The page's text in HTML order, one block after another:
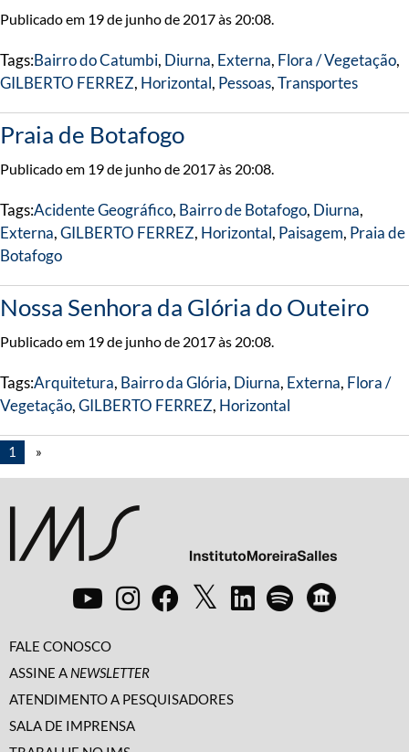
Publicado em 19 de junho de 2017 às 20:08.
Tags:Bairro do Catumbi, Diurna, Externa, Flora / Vegetação,
GILBERTO FERREZ, Horizontal, Pessoas,Transportes
Praia de Botafogo
Publicado em 19 de junho de 2017 às 20:08.
Tags:Acidente Geográfico, Bairro de Botafogo, Diurna,
Externa,GILBERTO FERREZ, Horizontal, Paisagem, Praia de
Botafogo
Nossa Senhora da Glória do Outeiro
Publicado em 19 de junho de 2017 às 20:08.
Tags:Arquitetura, Bairro da Glória, Diurna, Externa, Flora /
Vegetação,GILBERTO FERREZ, Horizontal
1 »
FALE CONOSCO
ASSINE A NEWSLETTER
ATENDIMENTO A PESQUISADORES
SALA DE IMPRENSA